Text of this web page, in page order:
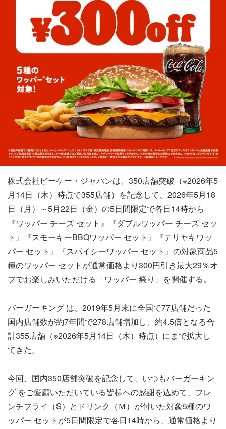
株式会社ビーケー・ジャパンは、350店舗突破（※2026年5
月14日（木）時点で355店舗）を記念して、2026年5月18
日（月）～5月22日（金）の5日間限定で各日14時から
『ワッパー チーズ セット』『ダブルワッパー チーズ セッ
ト』『スモーキーBBQワッパー セット』『テリヤキワッ
パー セット』『スパイシーワッパー セット』の対象商品5
種のワッパー セットが通常価格より300円引き最大29％オ
フでお楽しみいただける「ワッパー 祭り」を開催する。
バーガーキング は、2019年5月末に全国で77店舗だった
国内店舗数が約7年間で278店舗増加し、約4.5倍となる合
計355店舗（※2026年5月14日（木）時点）にまで拡大し
てきた。
今回、国内350店舗突破を記念して、いつもバーガーキン
グ をご愛顧いただいている皆様への感謝を込めて、フレ
ンチフライ（S）とドリンク（Ｍ）が付いた対象5種のワ
ッパー セットが5日間限定で各日14時から、通常価格より